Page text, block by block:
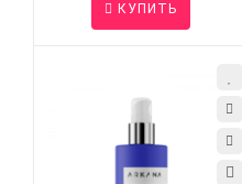
КУПИТЬ